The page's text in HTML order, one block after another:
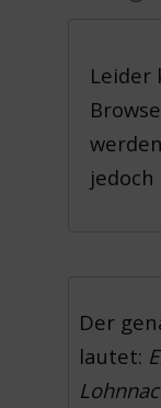
Leider
jedoch
Der
lautet: